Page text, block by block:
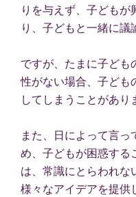
りを与えず、子ども
り、子どもと一緒に議
ですが、たまに子ども
性がない場合、子ども
してしまうことがあり
また、日によって言
め、子どもが困惑する
は、常識にとらわれな
様々なアイデアを提供